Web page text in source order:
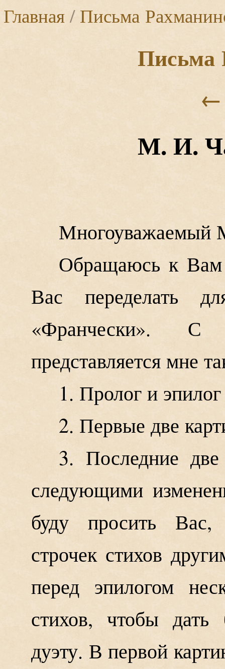
Главная/Письма
Письма
←
М. И.
Многоуважаемый
Обращаюсь к Вам
Вас переделать
«Франчески». С
представляется мне
1. Пролог и
2. Первые две
3. Последние
следующими
буду просить
строчек стихов
перед эпилогом
стихов, чтобы
дуэту. В первой